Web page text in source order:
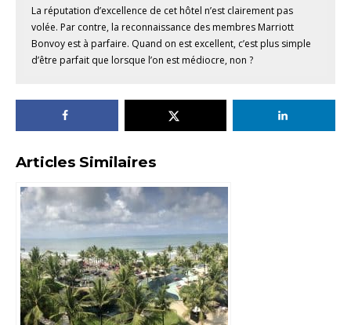
La réputation d’excellence de cet hôtel n’est clairement pas
volée. Par contre, la reconnaissance des membres Marriott
Bonvoy est à parfaire. Quand on est excellent, c’est plus simple
d’être parfait que lorsque l’on est médiocre, non ?
Articles Similaires